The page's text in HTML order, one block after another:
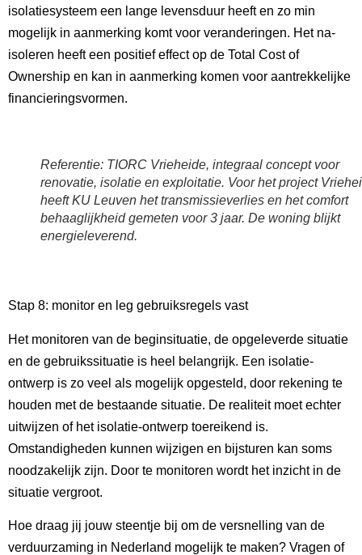
isolatiesysteem een lange levensduur heeft en zo min
mogelijk in aanmerking komt voor veranderingen. Het na-
isoleren heeft een positief effect op de Total Cost of
Ownership en kan in aanmerking komen voor aantrekkelijke
financieringsvormen.
Referentie: TIORC Vrieheide, integraal concept voor
renovatie, isolatie en exploitatie. Voor het project
heeft KU Leuven het transmissieverlies en het comfort
behaaglijkheid gemeten voor 3 jaar. De woning blijkt
energieleverend.
Stap 8: monitor en leg gebruiksregels vast
Het monitoren van de beginsituatie, de opgeleverde situatie
en de gebruikssituatie is heel belangrijk. Een isolatie-
ontwerp is zo veel als mogelijk opgesteld, door rekening te
houden met de bestaande situatie. De realiteit moet echter
uitwijzen of het isolatie-ontwerp toereikend is.
Omstandigheden kunnen wijzigen en bijsturen kan soms
noodzakelijk zijn. Door te monitoren wordt het inzicht in de
situatie vergroot.
Hoe draag jij jouw steentje bij om de versnelling van de
verduurzaming in Nederland mogelijk te maken? Vragen of